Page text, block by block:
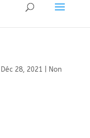
Déc 28, 2021
Non